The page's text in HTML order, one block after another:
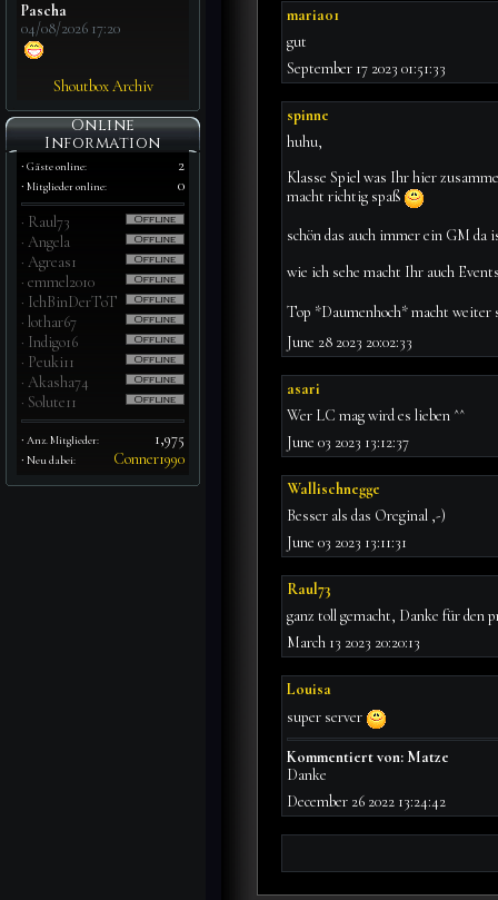
Pascha
04/08/2026 17:20
Shoutbox Archiv
Online
Information
· Gäste online:
2
· Mitglieder online:
0
· Raul73
· Angela
· Agreas1
· emmel2010
· IchBinDerToT
· lothar67
· Indigo16
· Peuki11
· Akasha74
· Solute11
· Anz. Mitglieder:
1,975
· Neu dabei: Conner1990
maria01
gut
September 17 2023 01:51:33
spinne
huhu,
Klasse Spiel was Ihr hier
macht richtig spaß
schön das auch immer ein GM da
wie ich sehe macht Ihr auch
Top *Daumenhoch* macht weiter
June 28 2023 20:02:33
asari
Wer LC mag wird es lieben ^^
June 03 2023 13:12:37
Wallischnegge
Besser als das Oreginal ,-)
June 03 2023 13:11:31
Raul73
ganz toll gemacht, Danke für den
March 13 2023 20:20:13
Louisa
super server
Kommentiert von: Matze
Danke
December 26 2022 13:24:42